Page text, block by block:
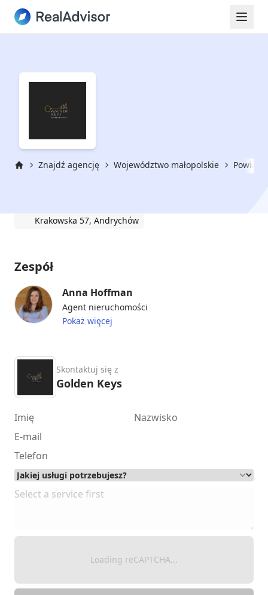
Znajdź agencję Województwo małopolskie Powiat
Krakowska 57, Andrychów
Zespół
Anna Hoffman
Agent nieruchomości
Pokaż więcej
Skontaktuj się z
Golden Keys
Loading reCAPTCHA...